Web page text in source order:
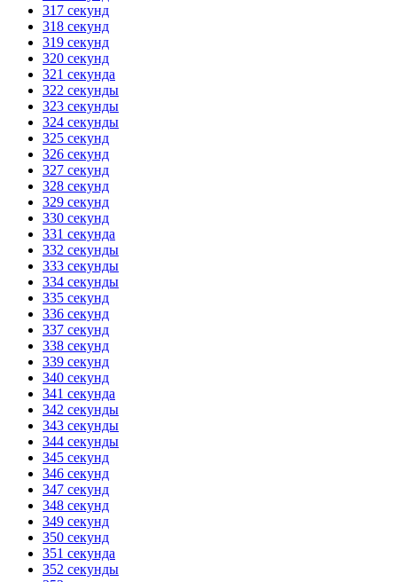
317 секунд
318 секунд
319 секунд
320 секунд
321 секунда
322 секунды
323 секунды
324 секунды
325 секунд
326 секунд
327 секунд
328 секунд
329 секунд
330 секунд
331 секунда
332 секунды
333 секунды
334 секунды
335 секунд
336 секунд
337 секунд
338 секунд
339 секунд
340 секунд
341 секунда
342 секунды
343 секунды
344 секунды
345 секунд
346 секунд
347 секунд
348 секунд
349 секунд
350 секунд
351 секунда
352 секунды